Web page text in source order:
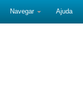
Navegar Ajuda